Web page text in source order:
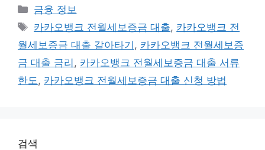
카
테
고
리
금융 정보
태
그
카카오뱅크 전월세보증금 대출, 카카오뱅크 전
월세보증금 대출 갈아타기 , 카카오뱅크 전월세보증
금 대출 금리 , 카카오뱅크 전월세보증금 대출 서류
한도 , 카카오뱅크 전월세보증금 대출 신청 방법
검색